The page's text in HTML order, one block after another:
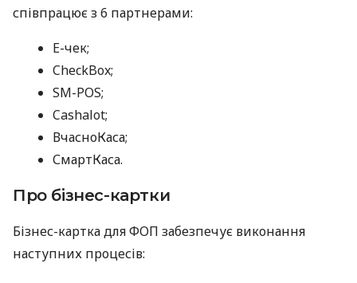
співпрацює з 6 партнерами:
E-чек;
CheckBox;
SM-POS;
Cashalot;
ВчасноКаса;
СмартКаса.
Про бізнес-картки
Бізнес-картка для ФОП забезпечує виконання
наступних процесів: